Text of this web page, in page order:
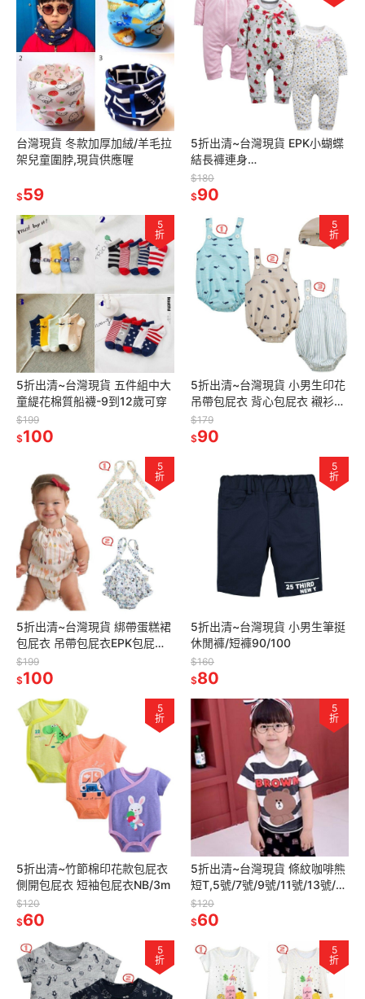
台灣現貨 冬款加厚加絨/羊毛拉
架兒童圍脖,現貨供應喔
$59
5折出清~台灣現貨 EPK小蝴蝶
結長褲連身
衣-6m/9m/12m/18m/24m
$180
$90
5
折
5折出清~台灣現貨 五件組中大
童緹花棉質船襪-9到12歲可穿
$199
$100
5
折
5折出清~台灣現貨 小男生印花
吊帶包屁衣 背心包屁衣 襯衫棉
包屁衣EPK包屁衣
6m/9m/12m/18m/24m
$179
$90
5
折
5折出清~台灣現貨 綁帶蛋糕裙
包屁衣 吊帶包屁衣EPK包屁衣
襯衫棉包屁衣
6m/9m/12m/18m/24m
$199
$100
5
折
5折出清~台灣現貨 小男生筆挺
休閒褲/短褲90/100
$160
$80
5
折
5折出清~竹節棉印花款包屁衣
側開包屁衣 短袖包屁衣NB/3m
$120
$60
5
折
5折出清~台灣現貨 條紋咖啡熊
短T,5號/7號/9號/11號/13號/15
號/17號
$120
$60
5
折
5
折